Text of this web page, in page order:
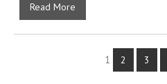
Read More
1 2 3